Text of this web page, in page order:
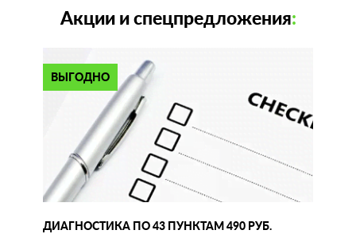
Акции и спецпредложения:
ВЫГОДНО
ДИАГНОСТИКА ПО 43 ПУНКТАМ 490 РУБ.